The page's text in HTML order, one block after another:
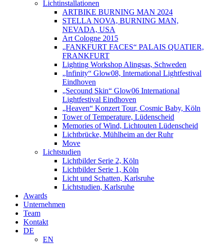
Lichtinstallationen
ARTBIKE BURNING MAN 2024
STELLA NOVA, BURNING MAN,
NEVADA, USA
Art Cologne 2015
„FANKFURT FACES“ PALAIS QUATIER,
FRANKFURT
Lighting Workshop Alingsas, Schweden
„Infinity“ Glow08, International Lightfestival
Eindhoven
„Secound Skin“ Glow06 International
Lightfestival Eindhoven
„Heaven“ Konzert Tour, Cosmic Baby, Köln
Tower of Temperature, Lüdenscheid
Memories of Wind, Lichtouten Lüdenscheid
Lichtbrücke, Mühlheim an der Ruhr
Move
Lichtstudien
Lichtbilder Serie 2, Köln
Lichtbilder Serie 1, Köln
Licht und Schatten, Karlsruhe
Lichtstudien, Karlsruhe
Awards
Unternehmen
Team
Kontakt
DE
EN